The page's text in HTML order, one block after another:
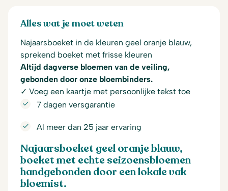
Alles wat je moet weten
Najaarsboeket in de kleuren geel oranje blauw,
sprekend boeket met frisse kleuren
Altijd dagverse bloemen van de veiling,
gebonden door onze bloembinders.
✓ Voeg een kaartje met persoonlijke tekst toe
7 dagen versgarantie
Al meer dan 25 jaar ervaring
Najaarsboeket geel oranje blauw,
boeket met echte seizoensbloemen
handgebonden door een lokale vak
bloemist.